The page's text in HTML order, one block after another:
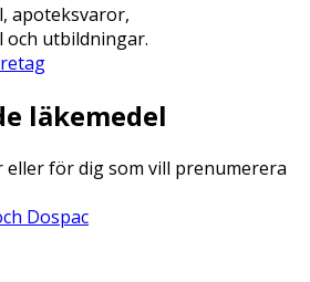
apoteksvaror,
utbildningar.
läkemedel
eller för dig som vill prenumerera
Dospac